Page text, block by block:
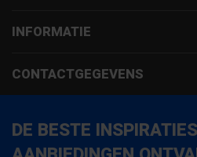
INFORMATIE
CONTACTGEGEVENS
DE BESTE